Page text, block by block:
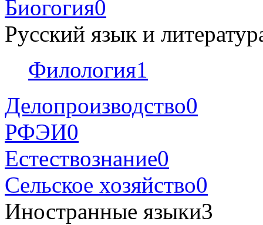
Биогогия0
Русский язык и
Филология1
Делопроизводство0
РФЭИ0
Естествознание0
Сельское хозяйство0
Иностранные языки3